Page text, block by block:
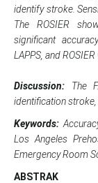
identify stroke.
The ROSIER
significant
LAPPS, and ROSIER
Discussion: The
identification
Keywords:
Los Angeles
Emergency Room
ABSTRAK